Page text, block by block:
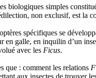
biologiques simples
non exclusif, est la
spécifiques se
galle, en inquilin d’un
avec les Ficus.
que : comment les relations